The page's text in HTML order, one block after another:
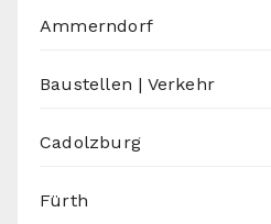
Ammerndorf
Baustellen | Verkehr
Cadolzburg
Fürth